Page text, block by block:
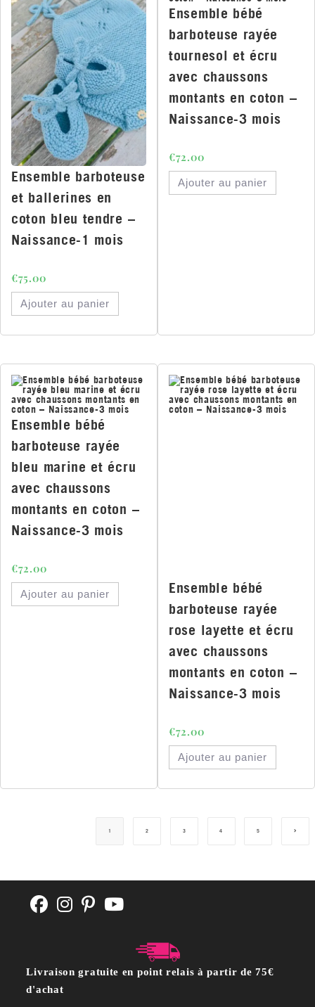
Ensemble barboteuse
et ballerines en
coton bleu tendre –
Naissance-1 mois
€75.00
Ajouter au panier
Ensemble bébé
barboteuse rayée
tournesol et écru
avec chaussons
montants en coton –
Naissance-3 mois
€72.00
Ajouter au panier
Ensemble bébé
barboteuse rayée
bleu marine et écru
avec chaussons
montants en coton –
Naissance-3 mois
€72.00
Ajouter au panier
Ensemble bébé
barboteuse rayée
rose layette et écru
avec chaussons
montants en coton –
Naissance-3 mois
€72.00
Ajouter au panier
1 2 3 4 5
Livraison gratuite en point relais à partir de 75€
d'achat